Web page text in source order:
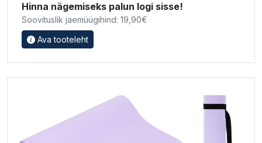
Hinna nägemiseks palun logi sisse!
Soovituslik jaemüügihind: 19,90€
Ava tooteleht